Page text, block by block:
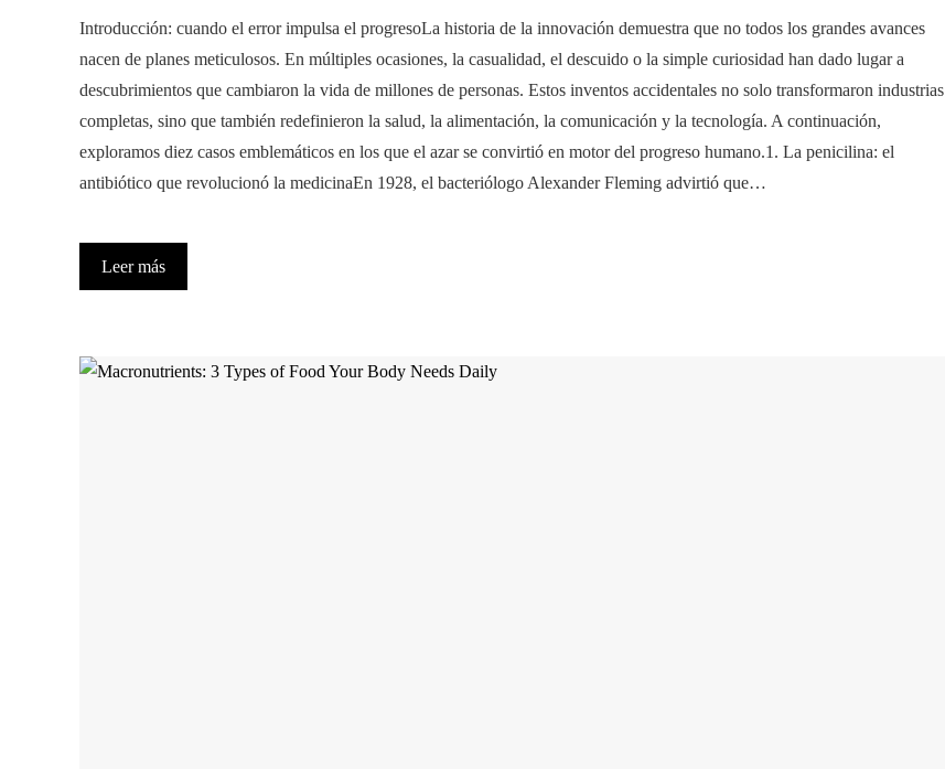
Introducción: cuando el error impulsa el progresoLa historia de la innovación demuestra que no todos los grandes avances
nacen de planes meticulosos. En múltiples ocasiones, la casualidad, el descuido o la simple curiosidad han dado lugar a
descubrimientos que cambiaron la vida de millones de personas. Estos inventos accidentales no solo transformaron industrias
completas, sino que también redefinieron la salud, la alimentación, la comunicación y la tecnología. A continuación,
exploramos diez casos emblemáticos en los que el azar se convirtió en motor del progreso humano.1. La penicilina: el
antibiótico que revolucionó la medicinaEn 1928, el bacteriólogo Alexander Fleming advirtió que…
Leer más